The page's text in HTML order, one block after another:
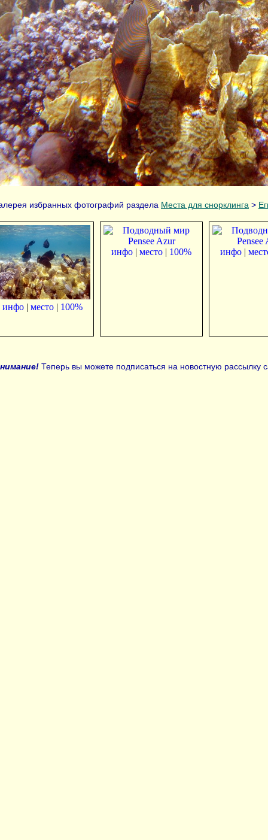
избранных фотографий раздела Места для снорклинга >
инфо | место | 100%
инфо | место | 100% инфо |
Теперь вы можете подписаться на новостную